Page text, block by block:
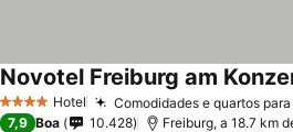
4 EstrelasHotel Comodidades e quartos
Novotel Freiburg am
7,9 Boa 10.428 Freiburg, a 18.7 km